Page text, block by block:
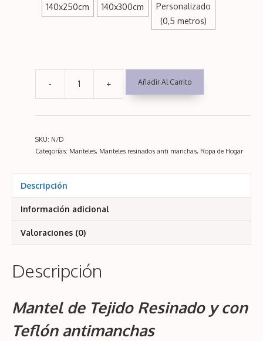
140x250cm 140x300cm
Personalizado
(0,5 metros)
-
Teflón
+ Añadir Al Carrito
SKU: N/D
Categorías: Manteles, Manteles resinados anti manchas, Ropa de Hogar
Descripción
Información adicional
Valoraciones (0)
Descripción
Mantel de Tejido Resinado y con
Teflón antimanchas